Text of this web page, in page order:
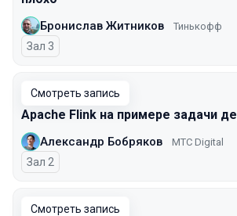
Бронислав Житников Тинькофф
Зал 3
Смотреть запись
Apache Flink на примере задачи
Александр Бобряков МТС Digital
Зал 2
Смотреть запись